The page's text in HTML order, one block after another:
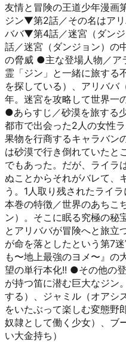
友情と冒険の王道少年漫画
ジン▼第2話／その名はア
ババ▼第4話／迷宮（ダン
話／迷宮（ダンジョン）の
の脅威 ●主な登場人物／ア
霊「ジン」と一緒に旅する
を探している）、アリババ
年。迷宮を攻略して世界一
●あらすじ／砂漠を旅する
都市で出会った2人の女性
果物を行商するキャラバン
は砂漠で行き倒れていたと
でもあった。だが、ライラ
ぬことからそれがバレて、
う。1人取り残されたライ
本巻の特徴／世界のあちこ
ン）。そこに眠る究極の秘
とアリババが冒険へと旅立
が命を落としたという第7
も〜地上最強のヨメ〜』の
望の単行本化!! ●その他の
が持つ笛に潜む巨大なジン
する）、ジャミル（オアシ
をいたぶって楽しむ変態野
奴隷として働く少女）、ブ
い大金持ち）